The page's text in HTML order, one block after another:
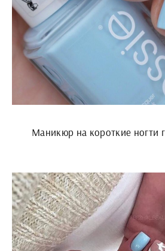
Маникюр на короткие ногти